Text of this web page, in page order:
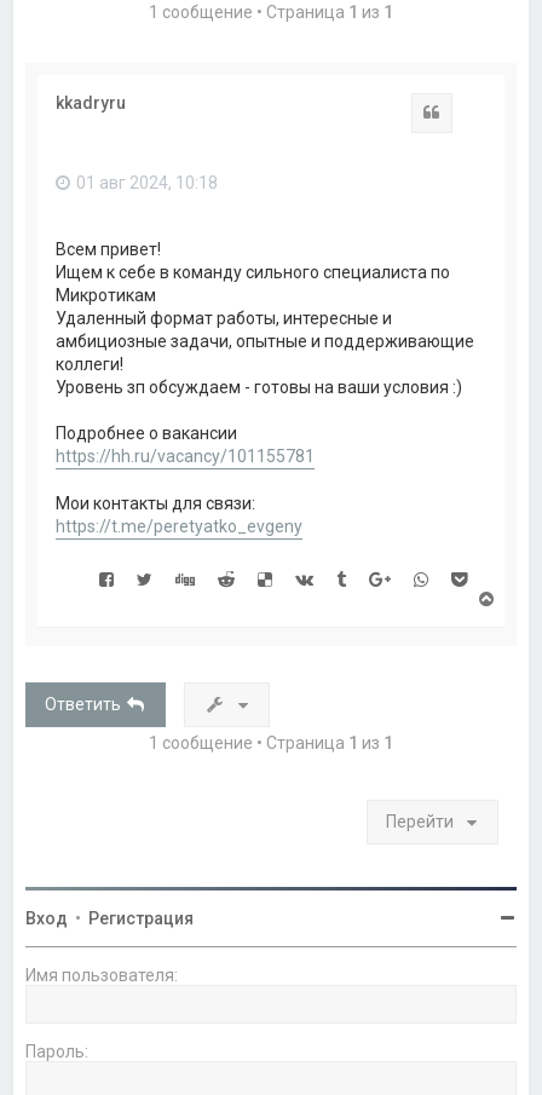
1 сообщение • Страница 1 из 1
kkadryru
01 авг 2024, 10:18
Всем привет!
Ищем к себе в команду сильного специалиста по
Микротикам
Удаленный формат работы, интересные и
амбициозные задачи, опытные и поддерживающие
коллеги!
Уровень зп обсуждаем - готовы на ваши условия :)
Подробнее о вакансии
https://hh.ru/vacancy/101155781
Мои контакты для связи:
https://t.me/peretyatko_evgeny
у
Ответить
1 сообщение • Страница 1 из 1
Перейти
Вход • Регистрация
Имя пользователя:
Пароль: